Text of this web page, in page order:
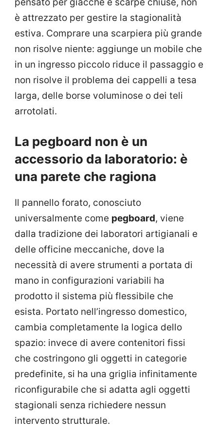
è attrezzato per gestire la stagionalità
estiva. Comprare una scarpiera più grande
non risolve niente: aggiunge un mobile che
in un ingresso piccolo riduce il passaggio e
non risolve il problema dei cappelli a tesa
larga, delle borse voluminose o dei teli
arrotolati.
La pegboard non è un
accessorio da laboratorio: è
una parete che ragiona
Il pannello forato, conosciuto
universalmente come pegboard, viene
dalla tradizione dei laboratori artigianali e
delle officine meccaniche, dove la
necessità di avere strumenti a portata di
mano in configurazioni variabili ha
prodotto il sistema più flessibile che
esista. Portato nell’ingresso domestico,
cambia completamente la logica dello
spazio: invece di avere contenitori fissi
che costringono gli oggetti in categorie
predefinite, si ha una griglia infinitamente
riconfigurabile che si adatta agli oggetti
stagionali senza richiedere nessun
intervento strutturale.